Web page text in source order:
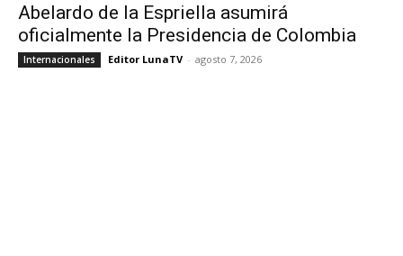
Abelardo de la Espriella asumirá
oficialmente la Presidencia de Colombia
Internacionales Editor LunaTV - agosto 7, 2026